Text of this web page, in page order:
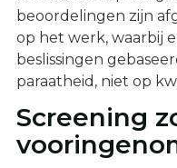
beoordelingen zijn
op het werk, waarbij
beslissingen
paraatheid, niet op
Screening